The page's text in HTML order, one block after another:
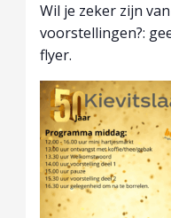
Wil je zeker zijn
voorstellingen?:
flyer.